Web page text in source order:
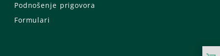
Podnošenje prigovora
Formulari